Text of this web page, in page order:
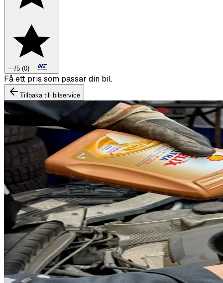
—/5 (0)
Boka däckbyte eller montering inför vintern.
Tillbaka till bilservice